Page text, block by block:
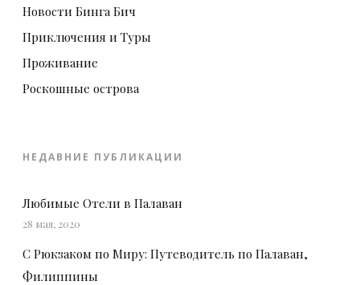
Новости Бинга Бич
Приключения и Туры
Проживание
Роскошные острова
НЕДАВНИЕ ПУБЛИКАЦИИ
Любимые Отели в Палаван
28 мая, 2020
С Рюкзаком по Миру: Путеводитель по Палаван,
Филиппины